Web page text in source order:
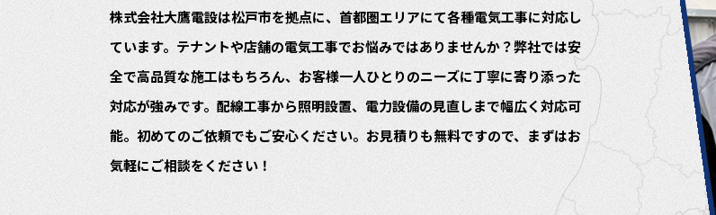
株式会社大鷹電設は松戸市を拠点に、首都圏エリアにて各種電気工事に対応し
ています。テナントや店舗の電気工事でお悩みではありませんか？弊社では安
全で高品質な施工はもちろん、お客様一人ひとりのニーズに丁寧に寄り添った
対応が強みです。配線工事から照明設置、電力設備の見直しまで幅広く対応可
能。初めてのご依頼でもご安心ください。お見積りも無料ですので、まずはお
気軽にご相談をください！